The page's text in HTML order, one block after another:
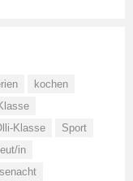
kochen
Klasse
Sport
in